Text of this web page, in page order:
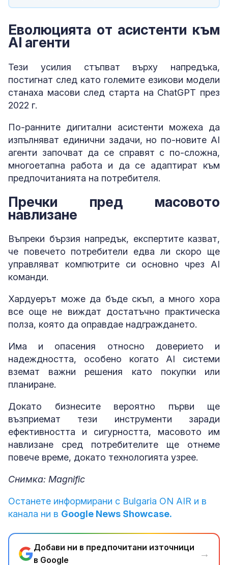
Еволюцията от асистенти към
AI агенти
Тези усилия стъпват върху напредъка,
постигнат след като големите езикови модели
станаха масови след старта на ChatGPT през
2022 г.
По-ранните дигитални асистенти можеха да
изпълняват единични задачи, но по-новите AI
агенти започват да се справят с по-сложна,
многоетапна работа и да се адаптират към
предпочитанията на потребителя.
Пречки пред масовото
навлизане
Въпреки бързия напредък, експертите казват,
че повечето потребители едва ли скоро ще
управляват компютрите си основно чрез AI
команди.
Хардуерът може да бъде скъп, а много хора
все още не виждат достатъчно практическа
полза, която да оправдае надграждането.
Има и опасения относно доверието и
надеждността, особено когато AI системи
вземат важни решения като покупки или
планиране.
Докато бизнесите вероятно първи ще
възприемат тези инструменти заради
ефективността и сигурността, масовото им
навлизане сред потребителите ще отнеме
повече време, докато технологията узрее.
Снимка: Magnific
Останете информирани с Bulgaria ON AIR и в
канала ни в Google News Showcase.
Добави ни в предпочитани източници
в Google
→